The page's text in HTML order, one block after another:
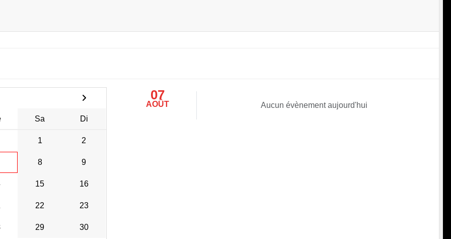
Sa Di
1 2
8 9
15 16
22 23
29 30
07
AOÛT Aucun évènement aujourd'hui